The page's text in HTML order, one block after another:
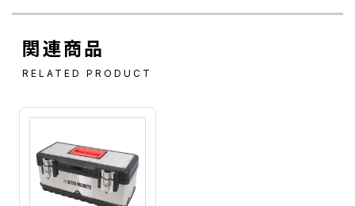
関連商品
RELATED PRODUCT